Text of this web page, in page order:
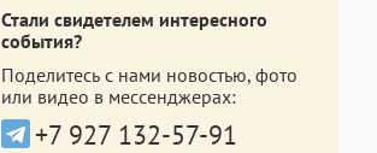
Стали свидетелем интересного
события?
Поделитесь с нами новостью, фото
или видео в мессенджерах:
+7 927 132-57-91